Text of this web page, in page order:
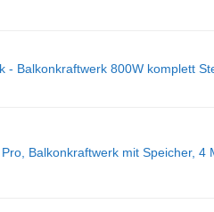
Balkonkraftwerk 800W komplett
Balkonkraftwerk mit Speicher, 4